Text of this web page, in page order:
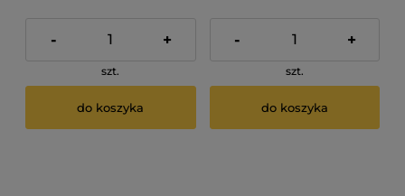
- +
szt.
do koszyka
- +
szt.
do koszyka